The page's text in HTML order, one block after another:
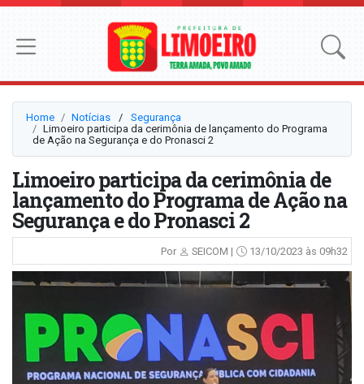
Home Notícias ⠀/⠀ Segurança
Limoeiro participa da cerimônia de lançamento do Programa
de Ação na Segurança e do Pronasci 2
Limoeiro participa da cerimônia de
lançamento do Programa de Ação na
Segurança e do Pronasci 2
Por SEICOM | 13/10/2023 às 09h32